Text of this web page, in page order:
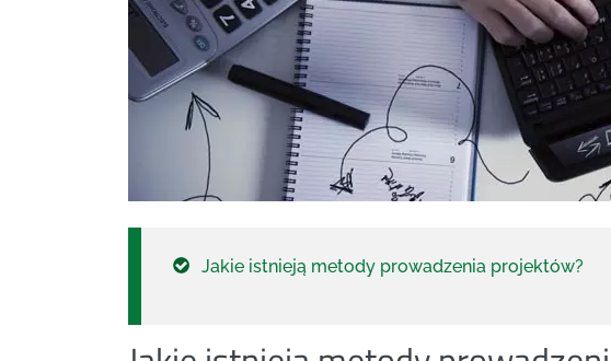
Jakie istnieją metody prowadzenia projektów?